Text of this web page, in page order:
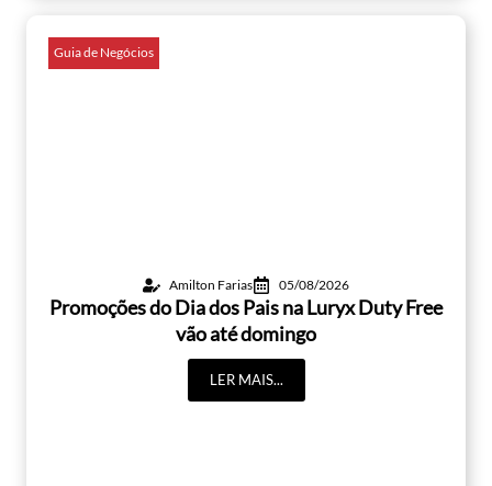
Guia de Negócios
Amilton Farias 05/08/2026
Promoções do Dia dos Pais na Luryx Duty Free
vão até domingo
LER MAIS...